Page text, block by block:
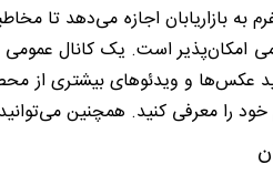
به بازاریابان اجازه می‌دهد تا
امکان‌پذیر است. یک کانال
عکس‌ها و ویدئوهای بیشتری از
را معرفی کنید. همچنین